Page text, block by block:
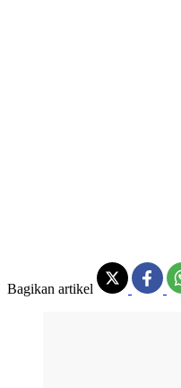
Bagikan artikel